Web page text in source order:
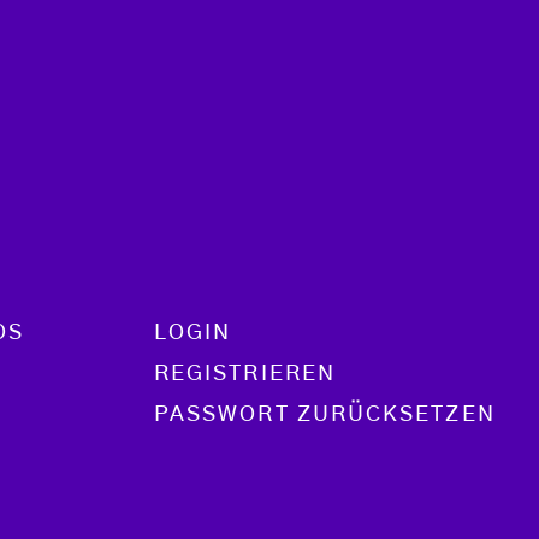
LOGIN
REGISTRIEREN
PASSWORT ZURÜCKSETZEN